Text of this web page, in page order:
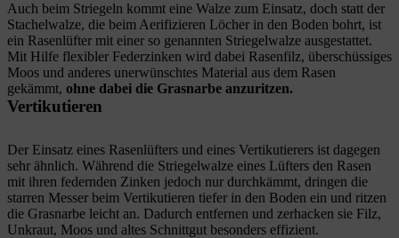
Auch beim Striegeln kommt eine Walze zum Einsatz, doch statt der
Stachelwalze, die beim Aerifizieren Löcher in den Boden bohrt, ist
ein Rasenlüfter mit einer so genannten Striegelwalze ausgestattet.
Mit Hilfe flexibler Federzinken wird dabei Rasenfilz, überschüssiges
Moos und anderes unerwünschtes Material aus dem Rasen
gekämmt, ohne dabei die Grasnarbe anzuritzen.
Vertikutieren
Der Einsatz eines Rasenlüfters und eines Vertikutierers ist dagegen
sehr ähnlich. Während die Striegelwalze eines Lüfters den Rasen
mit ihren federnden Zinken jedoch nur durchkämmt, dringen die
starren Messer beim Vertikutieren tiefer in den Boden ein und ritzen
die Grasnarbe leicht an. Dadurch entfernen und zerhacken sie Filz,
Unkraut, Moos und altes Schnittgut besonders effizient.